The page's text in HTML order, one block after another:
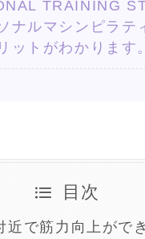
TRAINING
ナルマシンピラテ
ットがわかります。
目次
近で筋力向上がで